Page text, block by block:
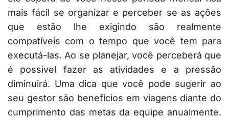
mais fácil se organizar e perceber se as ações
que estão lhe exigindo são realmente
compatíveis com o tempo que você tem para
executá-las. Ao se planejar, você perceberá que
é possível fazer as atividades e a pressão
diminuirá. Uma dica que você pode sugerir ao
seu gestor são benefícios em viagens diante do
cumprimento das metas da equipe anualmente.